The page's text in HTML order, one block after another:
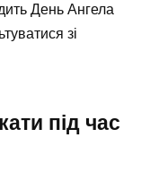
День Ангела
зі
під час